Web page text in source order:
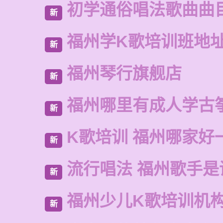
新 初学通俗唱法歌曲曲
新 福州学K歌培训班地
新 福州琴行旗舰店
新 福州哪里有成人学古
新 K歌培训 福州哪家好
新 流行唱法 福州歌手
新 福州少儿K歌培训机